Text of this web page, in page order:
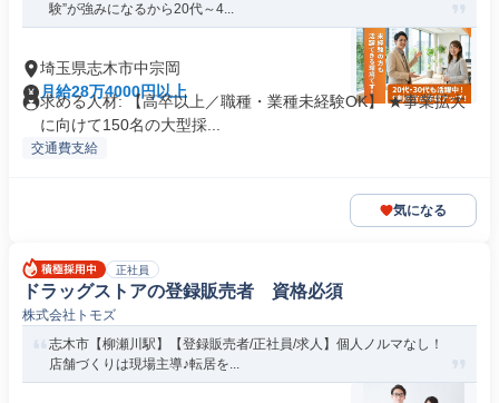
験”が強みになるから20代～4...
埼玉県志木市中宗岡
月給28万4000円以上
求める人材: 【高卒以上／職種・業種未経験OK】 ★事業拡大
に向けて150名の大型採...
交通費支給
気になる
正社員
ドラッグストアの登録販売者 資格必須
株式会社トモズ
志木市【柳瀬川駅】【登録販売者/正社員/求人】個人ノルマなし！
店舗づくりは現場主導♪転居を...